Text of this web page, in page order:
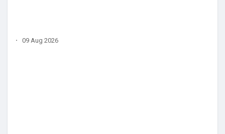
· 09 Aug 2026